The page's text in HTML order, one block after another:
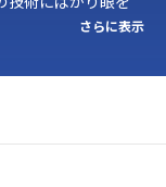
さらに表示